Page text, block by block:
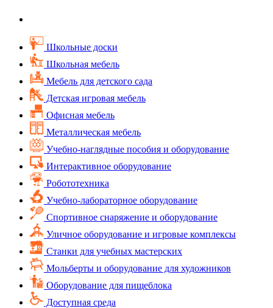
Школьные доски
Школьная мебель
Мебель для детского сада
Детская игровая мебель
Офисная мебель
Металлическая мебель
Учебно-наглядные пособия и оборудование
Интерактивное оборудование
Робототехника
Учебно-лабораторное оборудование
Спортивное снаряжение и оборудование
Уличное оборудование и игровые комплексы
Cтанки для учебных мастерских
Мольберты и оборудование для художников
Оборудование для пищеблока
Доступная среда